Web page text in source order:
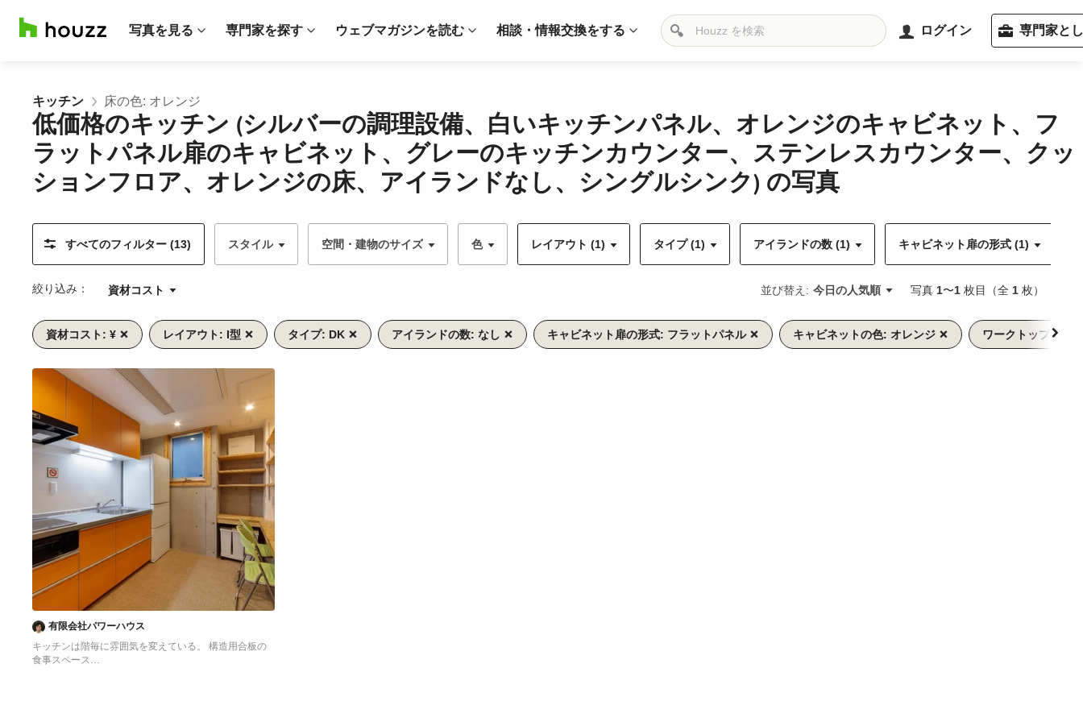
写真を見る 専門家を探す ウェブマガジンを読む 相談・情報交換をする ログイン 専門家と
キッチン 床の色: オレンジ
低価格のキッチン (シルバーの調理設備、白いキッチンパネル、オレンジのキャビネット、フ
ラットパネル扉のキャビネット、グレーのキッチンカウンター、ステンレスカウンター、クッ
ションフロア、オレンジの床、アイランドなし、シングルシンク) の写真
すべてのフィルター (13) スタイル 空間・建物のサイズ 色 レイアウト (1) タイプ (1) アイランドの数 (1) キャビネット扉の形式 (1)
絞り込み： 資材コスト 並び替え: 今日の人気順 写真 1〜1 枚目（全 1 枚）
資材コスト: ¥ レイアウト: I型 タイプ: DK アイランドの数: なし キャビネット扉の形式: フラットパネル キャビネットの色: オレンジ
ワークトップの素
へ
へ
有限会社パワーハウス
キッチンは階毎に雰囲気を変えている。 構造用合板の
食事スペース